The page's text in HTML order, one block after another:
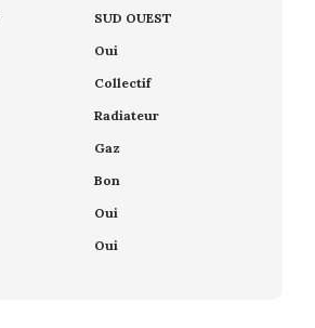
SUD OUEST
Oui
Collectif
Radiateur
Gaz
Bon
Oui
Oui